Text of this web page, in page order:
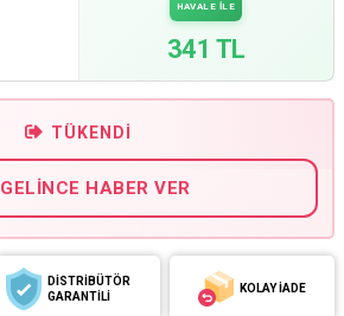
HAVALE İLE
341 TL
TÜKENDI
GELINCE HABER VER
DİSTRİBÜTÖR
GARANTİLİ
KOLAY İADE